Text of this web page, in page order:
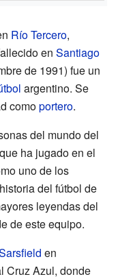
Río Tercero,
en Santiago
de 1991) fue un
argentino. Se
comoportero.
del mundo del
ha jugado en el
uno de los
del fútbol de
leyendas del
de este equipo.
en
Cruz Azul, donde